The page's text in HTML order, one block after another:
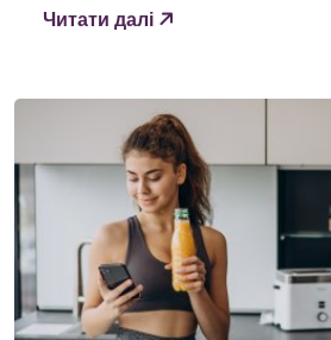
Читати далі